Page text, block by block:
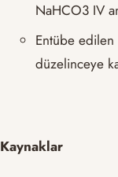
NaHCO3 IV
Entübe edilen
düzelinceye
Kaynaklar